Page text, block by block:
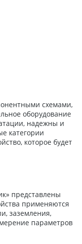
схемами,
оборудование
надежны и
категории
которое будет
представлены
применяются
заземления,
параметров